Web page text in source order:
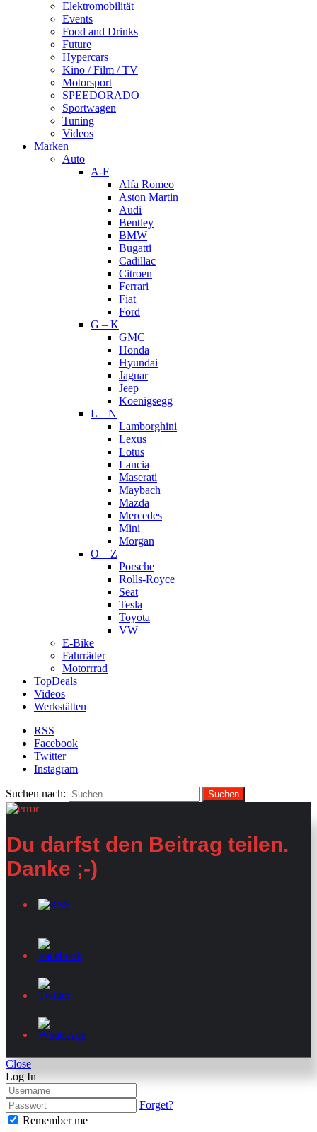
Elektromobilität
Events
Food and Drinks
Future
Hypercars
Kino / Film / TV
Motorsport
SPEEDORADO
Sportwagen
Tuning
Videos
Marken
Auto
A-F
Alfa Romeo
Aston Martin
Audi
Bentley
BMW
Bugatti
Cadillac
Citroen
Ferrari
Fiat
Ford
G – K
GMC
Honda
Hyundai
Jaguar
Jeep
Koenigsegg
L – N
Lamborghini
Lexus
Lotus
Lancia
Maserati
Maybach
Mazda
Mercedes
Mini
Morgan
O – Z
Porsche
Rolls-Royce
Seat
Tesla
Toyota
VW
E-Bike
Fahrräder
Motorrrad
TopDeals
Videos
Werkstätten
RSS
Facebook
Twitter
Instagram
Suchen nach:
Du darfst den Beitrag teilen.
Danke ;-)
Close
Log In
Forget?
Remember me